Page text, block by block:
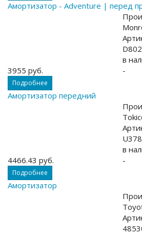
Амортизатор - Adventure | перед
в
3955 руб.
-
Подробнее
Амортизатор передний
в
4466.43 руб.
-
Подробнее
Амортизатор